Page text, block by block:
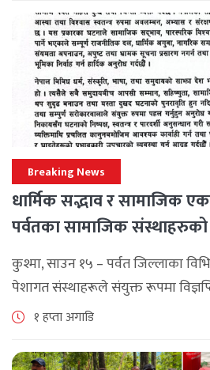
जनाएको छ। भ्रमणका क्रममा विश्व [...]
Breaking News
धार्मिक सद्भाव र सामाजिक
पर्वतका सामाजिक
कुश्मा, साउन १५ – पर्वत जिल्लाका
पेशागत संस्थाहरूले संयुक्त रूपमा
सामाजिक एकता र कानुनी शासन कायम
१ हप्ता अगाडि